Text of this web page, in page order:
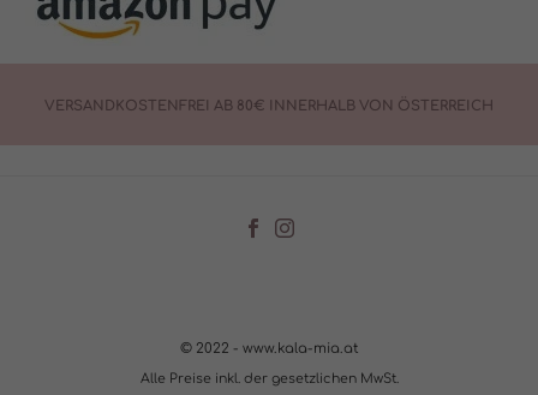
VERSANDKOSTENFREI AB 80€ INNERHALB VON ÖSTERREICH
© 2022 - www.kala-mia.at
Alle Preise inkl. der gesetzlichen MwSt.